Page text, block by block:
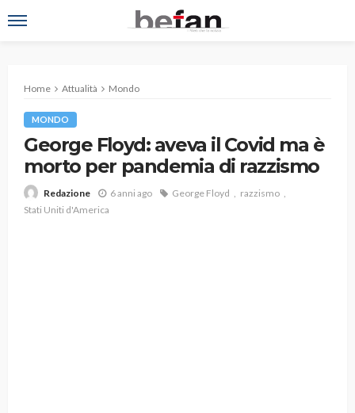
Home Attualità Mondo
MONDO
George Floyd: aveva il Covid ma è
morto per pandemia di razzismo
Redazione 6 anni ago George Floyd
razzismo
Stati Uniti d'America